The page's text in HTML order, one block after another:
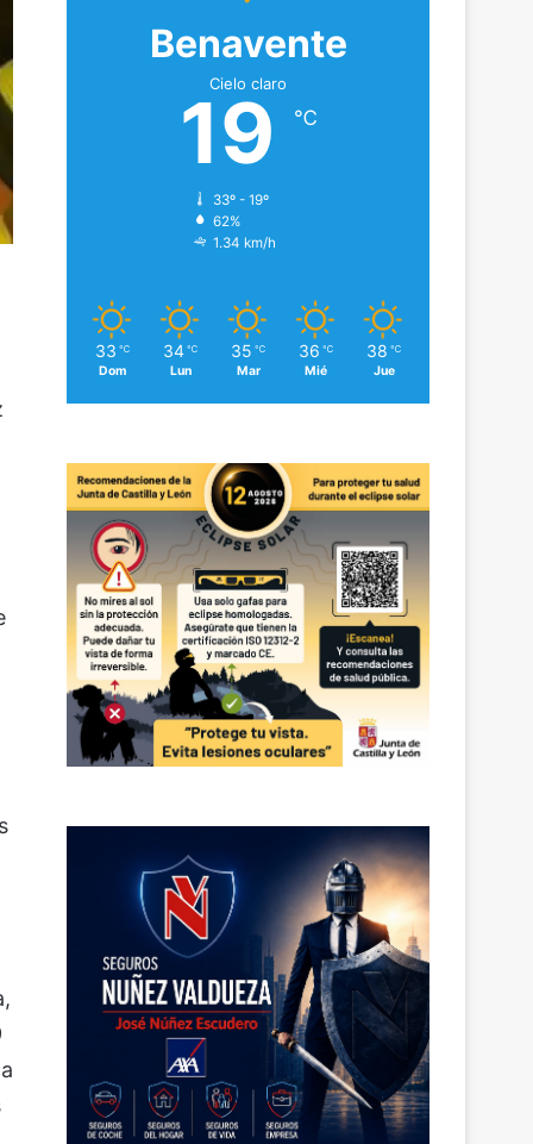
Benavente
Cielo claro
19 ℃
33º - 19º
62%
1.34 km/h
33 ℃
Dom
34 ℃
Lun
35 ℃
Mar
36 ℃
Mié
38 ℃
Jue